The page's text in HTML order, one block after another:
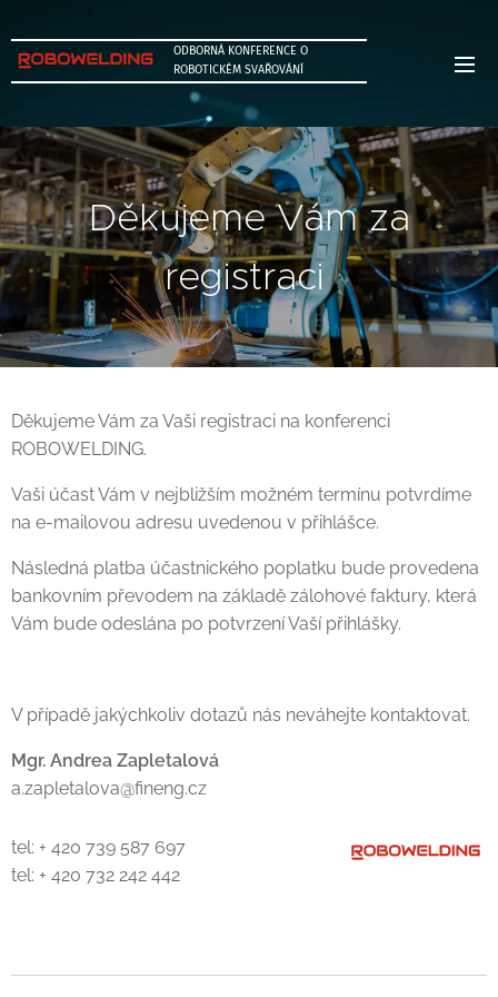
ODBORNÁ KONFERENCE O
ROBOTICKÉM SVAŘOVÁNÍ
Děkujeme Vám za
registraci
Děkujeme Vám za Vaši registraci na konferenci
ROBOWELDING.
Vaši účast Vám v nejbližším možném termínu potvrdíme
na e-mailovou adresu uvedenou v přihlášce.
Následná platba účastnického poplatku bude provedena
bankovním převodem na základě zálohové faktury, která
Vám bude odeslána po potvrzení Vaší přihlášky.
V případě jakýchkoliv dotazů nás neváhejte kontaktovat.
Mgr. Andrea Zapletalová
a.zapletalova@fineng.cz
tel: + 420 739 587 697
tel: + 420 732 242 442